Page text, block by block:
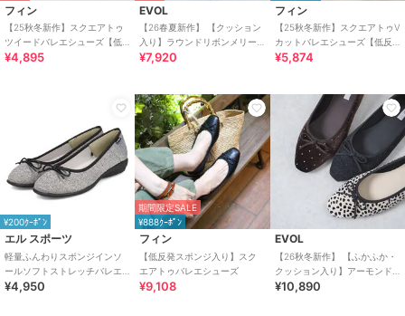
フィン
【25秋冬新作】スクエアトゥ
ツイードバレエシューズ【低
反発スポンジ入り】
¥4,895
EVOL
【26春夏新作】 【クッション
入り】ラウンドリボンメリー
ジェーンフラットパンプス
¥7,920
フィン
【25秋冬新作】スクエアトゥV
カットバレエシューズ【低反
発スポンジ入り】
¥5,874
¥200ｸｰﾎﾟﾝ
エル スポーツ
軽量ふんわりスポンジインソ
ールソフトストレッチバレエ
シューズ ESP14501
¥4,950
期間限定SALE
¥888ｸｰﾎﾟﾝ
フィン
【低反発スポンジ入り】スク
エアトゥバレエシューズ
¥9,108
EVOL
【26秋冬新作】 【ふかふか・
クッション入り】アーモンド
トゥソフトバレエ CB23875
¥10,890